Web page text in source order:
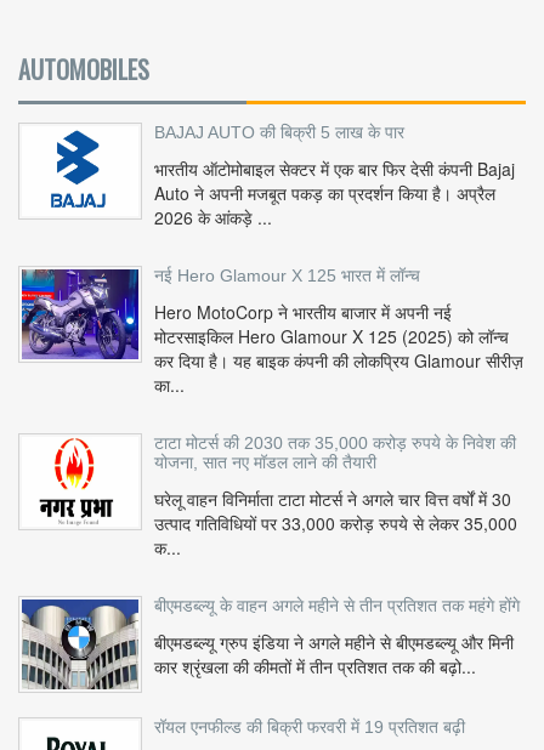
AUTOMOBILES
BAJAJ AUTO की बिक्री 5 लाख के पार
भारतीय ऑटोमोबाइल सेक्टर में एक बार फिर देसी कंपनी Bajaj
Auto ने अपनी मजबूत पकड़ का प्रदर्शन किया है। अप्रैल
2026 के आंकड़े ...
नई Hero Glamour X 125 भारत में लॉन्च
Hero MotoCorp ने भारतीय बाजार में अपनी नई
मोटरसाइकिल Hero Glamour X 125 (2025) को लॉन्च
कर दिया है। यह बाइक कंपनी की लोकप्रिय Glamour सीरीज़
का...
टाटा मोटर्स की 2030 तक 35,000 करोड़ रुपये के निवेश की
योजना, सात नए मॉडल लाने की तैयारी
घरेलू वाहन विनिर्माता टाटा मोटर्स ने अगले चार वित्त वर्षों में 30
उत्पाद गतिविधियों पर 33,000 करोड़ रुपये से लेकर 35,000
क...
बीएमडब्ल्यू के वाहन अगले महीने से तीन प्रतिशत तक महंगे होंगे
बीएमडब्ल्यू ग्रुप इंडिया ने अगले महीने से बीएमडब्ल्यू और मिनी
कार श्रृंखला की कीमतों में तीन प्रतिशत तक की बढ़ो...
रॉयल एनफील्ड की बिक्री फरवरी में 19 प्रतिशत बढ़ी